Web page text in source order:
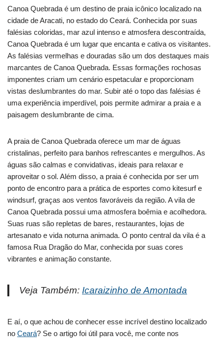
Canoa Quebrada é um destino de praia icônico localizado na
cidade de Aracati, no estado do Ceará. Conhecida por suas
falésias coloridas, mar azul intenso e atmosfera descontraída,
Canoa Quebrada é um lugar que encanta e cativa os visitantes.
As falésias vermelhas e douradas são um dos destaques mais
marcantes de Canoa Quebrada. Essas formações rochosas
imponentes criam um cenário espetacular e proporcionam
vistas deslumbrantes do mar. Subir até o topo das falésias é
uma experiência imperdível, pois permite admirar a praia e a
paisagem deslumbrante de cima.
A praia de Canoa Quebrada oferece um mar de águas
cristalinas, perfeito para banhos refrescantes e mergulhos. As
águas são calmas e convidativas, ideais para relaxar e
aproveitar o sol. Além disso, a praia é conhecida por ser um
ponto de encontro para a prática de esportes como kitesurf e
windsurf, graças aos ventos favoráveis da região. A vila de
Canoa Quebrada possui uma atmosfera boêmia e acolhedora.
Suas ruas são repletas de bares, restaurantes, lojas de
artesanato e vida noturna animada. O ponto central da vila é a
famosa Rua Dragão do Mar, conhecida por suas cores
vibrantes e animação constante.
Veja Também: Icaraizinho de Amontada
E aí, o que achou de conhecer esse incrível destino localizado
no Ceará? Se o artigo foi útil para você, me conte nos